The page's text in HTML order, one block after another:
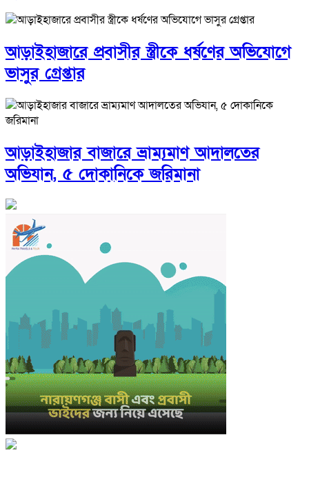
আড়াইহাজারে প্রবাসীর স্ত্রীকে ধর্ষণের অভিযোগে
ভাসুর গ্রেপ্তার
আড়াইহাজার বাজারে ভ্রাম্যমাণ আদালতের
অভিযান, ৫ দোকানিকে জরিমানা